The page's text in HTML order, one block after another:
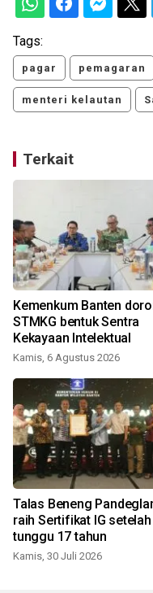
Tags:
pagar pemagaran
menteri kelautan
Terkait
Kemenkum Banten
STMKG bentuk Sentra
Kekayaan Intelektual
Kamis, 6 Agustus 2026
Talas Beneng
raih Sertifikat IG setelah
tunggu 17 tahun
Kamis, 30 Juli 2026